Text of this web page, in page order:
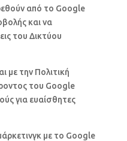
από το Google
και να
του Δικτύου
με την Πολιτική
του Google
για ευαίσθητες
με το Google